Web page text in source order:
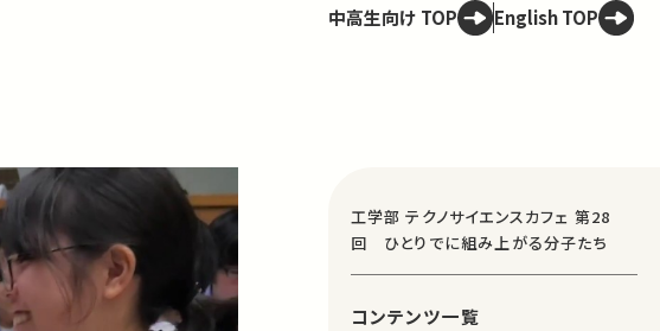
中高生向け TOP English TOP
工学部 テクノサイエンスカフェ 第28
回 ひとりでに組み上がる分子たち
コンテンツ一覧